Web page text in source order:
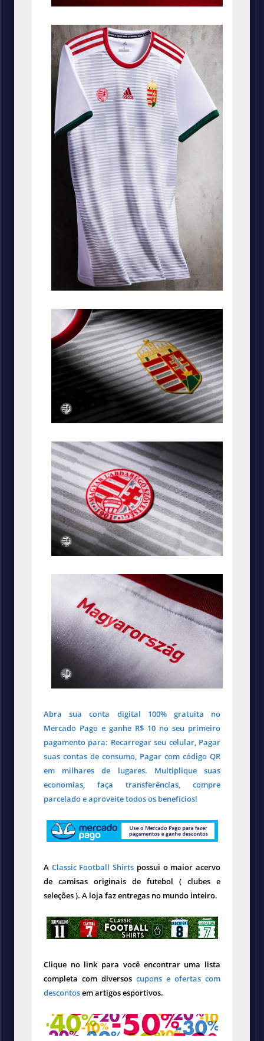
Abra sua conta digital 100% gratuita no
Mercado Pago e ganhe R$ 10 no seu primeiro
pagamento para: Recarregar seu celular, Pagar
suas contas de consumo, Pagar com código QR
em milhares de lugares. Multiplique suas
economias, faça transferências, compre
parcelado e aproveite todos os benefícios!
A Classic Football Shirts possui o maior acervo
de camisas originais de futebol ( clubes e
seleções ). A loja faz entregas no mundo inteiro.
Clique no link para você encontrar uma lista
completa com diversos cupons e ofertas com
descontosem artigos esportivos.